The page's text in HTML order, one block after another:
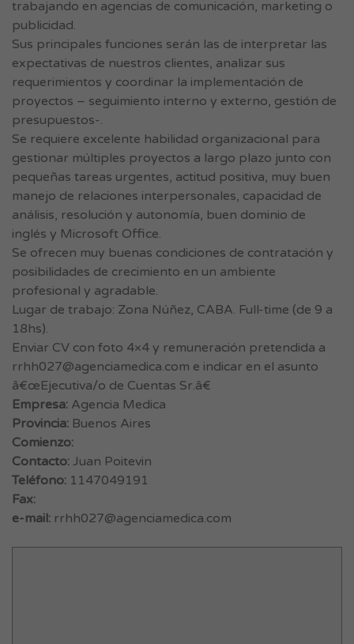
trabajando en agencias de comunicación, marketing o
publicidad.
Sus principales funciones serán las de interpretar las
expectativas de nuestros clientes, analizar sus
requerimientos y coordinar la implementación de
proyectos – seguimiento interno y externo, gestión de
presupuestos-.
Se requiere excelente habilidad organizacional para
gestionar múltiples proyectos a largo plazo junto con
pequeñas tareas urgentes, actitud positiva, muy buen
manejo de relaciones interpersonales, capacidad de
análisis, resolución y autonomía, buen dominio de
inglés y Microsoft Office.
Se ofrecen muy buenas condiciones de contratación y
posibilidades de crecimiento en un ambiente
profesional y agradable.
Lugar de trabajo: Zona Núñez, CABA. Full-time (de 9 a
18hs).
Enviar CV con foto 4×4 y remuneración pretendida a
rrhh027@agenciamedica.com e indicar en el asunto
â€œEjecutiva/o de Cuentas Sr.â€
Empresa: Agencia Medica
Provincia: Buenos Aires
Comienzo:
Contacto: Juan Poitevin
Teléfono: 1147049191
Fax:
e-mail: rrhh027@agenciamedica.com